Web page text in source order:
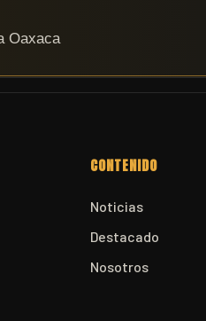
CONTENIDO
Noticias
Destacado
Nosotros